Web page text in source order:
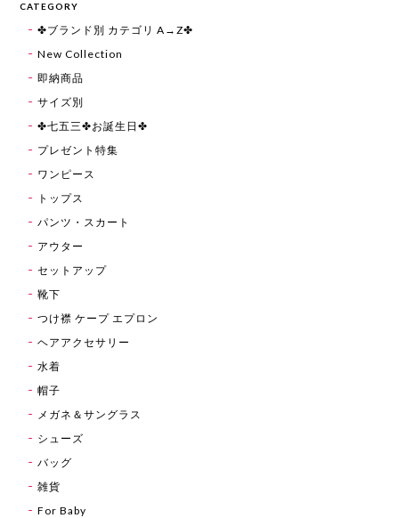
CATEGORY
✤ブランド別 カテゴリ A→Z✤
New Collection
即納商品
サイズ別
✤七五三✤お誕生日✤
プレゼント特集
ワンピース
トップス
パンツ・スカート
アウター
セットアップ
靴下
つけ襟 ケープ エプロン
ヘアアクセサリー
水着
帽子
メガネ＆サングラス
シューズ
バッグ
雑貨
For Baby